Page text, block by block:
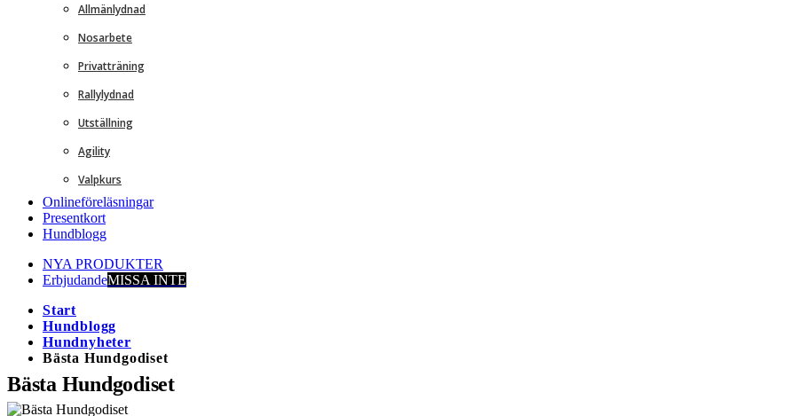
Allmänlydnad
Nosarbete
Privatträning
Rallylydnad
Utställning
Agility
Valpkurs
Onlineföreläsningar
Presentkort
Hundblogg
NYA PRODUKTER
ErbjudandeMISSA INTE
Start
Hundblogg
Hundnyheter
Bästa Hundgodiset
Bästa Hundgodiset